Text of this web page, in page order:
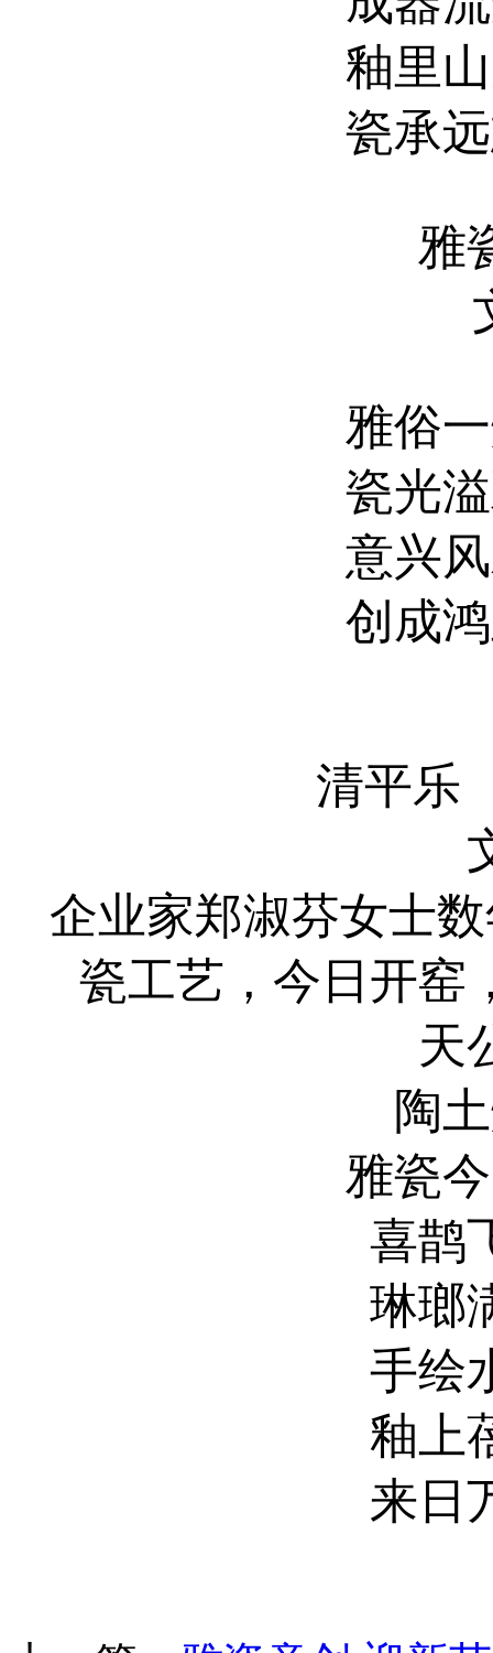
釉里
瓷承
雅
雅俗
瓷光
意兴
创成
清平乐
企业家郑淑芬女士
瓷工艺，今日开窑
天
陶
雅瓷
喜鹊
琳瑯
手绘
釉上
来日